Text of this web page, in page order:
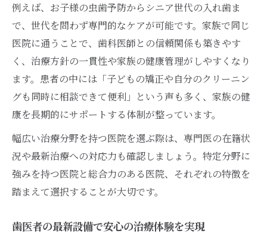
例えば、お子様の虫歯予防からシニア世代の入れ歯ま
で、世代を問わず専門的なケアが可能です。家族で同じ
医院に通うことで、歯科医師との信頼関係も築きやす
く、治療方針の一貫性や家族の健康管理がしやすくなり
ます。患者の中には「子どもの矯正や自分のクリーニン
グも同時に相談できて便利」という声も多く、家族の健
康を長期的にサポートする体制が整っています。
幅広い治療分野を持つ医院を選ぶ際は、専門医の在籍状
況や最新治療への対応力も確認しましょう。特定分野に
強みを持つ医院と総合力のある医院、それぞれの特徴を
踏まえて選択することが大切です。
歯医者の最新設備で安心の治療体験を実現